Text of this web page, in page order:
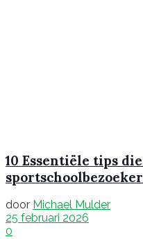
10 Essentiële tips
door Michael Mulder
25 februari 2026
0